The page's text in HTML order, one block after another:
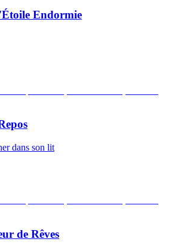
Endormie
dans son lit
de Rêves